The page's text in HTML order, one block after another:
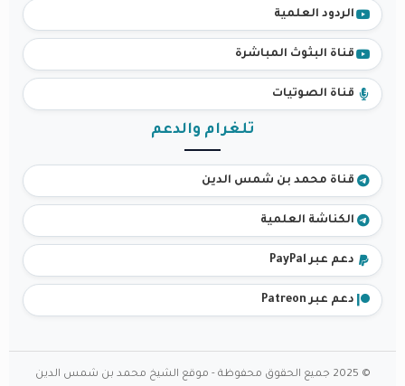
الردود العلمية
قناة البثوث المباشرة
قناة الصوتيات
تلغرام والدعم
قناة محمد بن شمس الدين
الكناشة العلمية
دعم عبر PayPal
دعم عبر Patreon
© 2025 جميع الحقوق محفوظة - موقع الشيخ محمد بن شمس الدين